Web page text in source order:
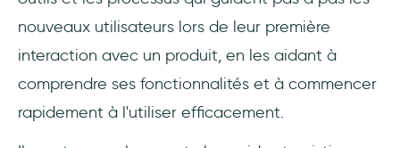
nouveaux utilisateurs lors de leur première
interaction avec un produit, en les aidant à
comprendre ses fonctionnalités et à commencer
rapidement à l'utiliser efficacement.